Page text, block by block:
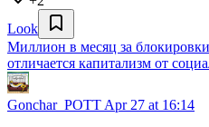
Look
Миллион в месяц за
отличается капитализм от
Gonchar_POTT Apr 27 at 16:14